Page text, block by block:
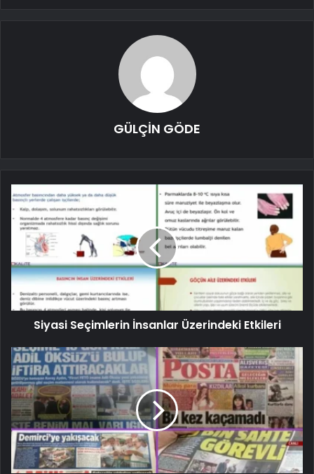
GÜLÇİN GÖDE
Siyasi Seçimlerin İnsanlar Üzerindeki Etkileri